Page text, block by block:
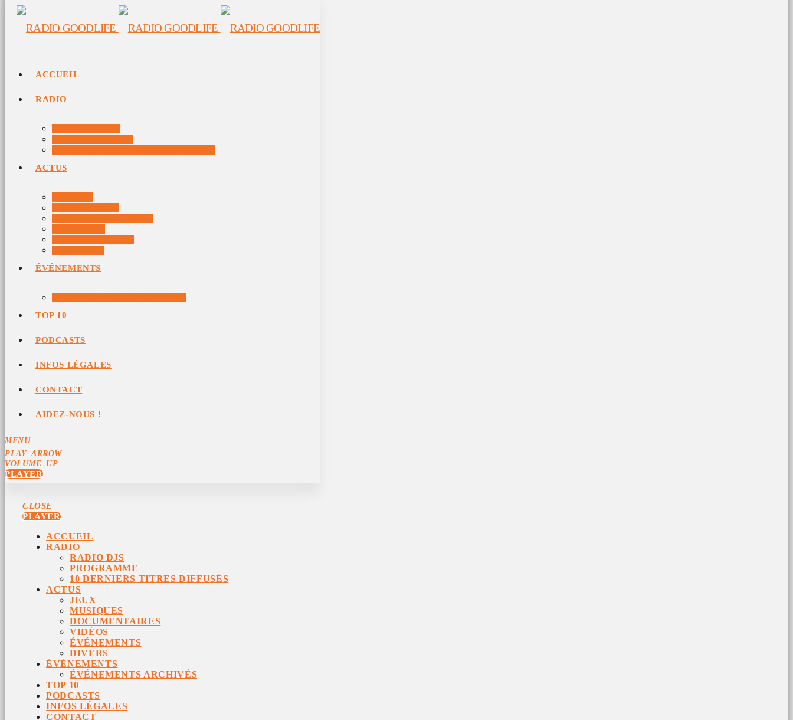
ACCUEIL
RADIO
ACTUS
ÉVÉNEMENTS
TOP 10
PODCASTS
INFOS LÉGALES
CONTACT
AIDEZ-NOUS !
MENU
PLAY_ARROW
VOLUME_UP
PLAYER
CLOSE
PLAYER
ACCUEIL
RADIO
RADIO DJS
PROGRAMME
10 DERNIERS TITRES DIFFUSÉS
ACTUS
JEUX
MUSIQUES
DOCUMENTAIRES
VIDÉOS
ÉVÉNEMENTS
DIVERS
ÉVÉNEMENTS
ÉVÉNEMENTS ARCHIVÉS
TOP 10
PODCASTS
INFOS LÉGALES
CONTACT